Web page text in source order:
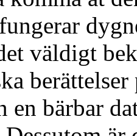
väldigt
en bärbar